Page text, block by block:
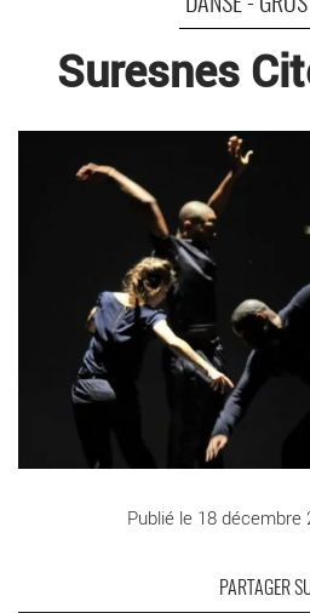
DANSE -
Suresnes
Publié le 18 décembre
PARTAGER